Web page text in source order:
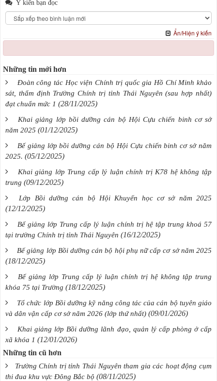
Ý kiến bạn đọc
Ẩn/Hiện ý kiến
Những tin mới hơn
Đoàn công tác Học viện Chính trị quốc gia Hồ Chí Minh khảo
sát, thẩm định Trường Chính trị tỉnh Thái Nguyên (sau hợp nhất)
đạt chuẩn mức 1 (28/11/2025)
Khai giảng lớp bồi dưỡng cán bộ Hội Cựu chiến binh cơ sở
năm 2025 (01/12/2025)
Bế giảng lớp bồi dưỡng cán bộ Hội Cựu chiến binh cơ sở năm
2025. (05/12/2025)
Khai giảng lớp Trung cấp lý luận chính trị K78 hệ không tập
trung (09/12/2025)
Lớp Bồi dưỡng cán bộ Hội Khuyến học cơ sở năm 2025
(12/12/2025)
Bế giảng lớp Trung cấp lý luận chính trị hệ tập trung khoá 57
tại trường Chính trị tỉnh Thái Nguyên (16/12/2025)
Bế giảng lớp Bồi dưỡng cán bộ hội phụ nữ cấp cơ sở năm 2025
(18/12/2025)
Bế giảng lớp Trung cấp lý luận chính trị hệ không tập trung
khóa 75 tại Trường (18/12/2025)
Tổ chức lớp Bồi dưỡng kỹ năng công tác của cán bộ tuyên giáo
và dân vận cấp cơ sở năm 2026 (lớp thứ nhất) (09/01/2026)
Khai giảng lớp Bồi dưỡng lãnh đạo, quản lý cấp phòng ở cấp
xã khóa 1 (12/01/2026)
Những tin cũ hơn
Trường Chính trị tỉnh Thái Nguyên tham gia các hoạt động cụm
thi đua khu vực Đông Bắc bộ (08/11/2025)